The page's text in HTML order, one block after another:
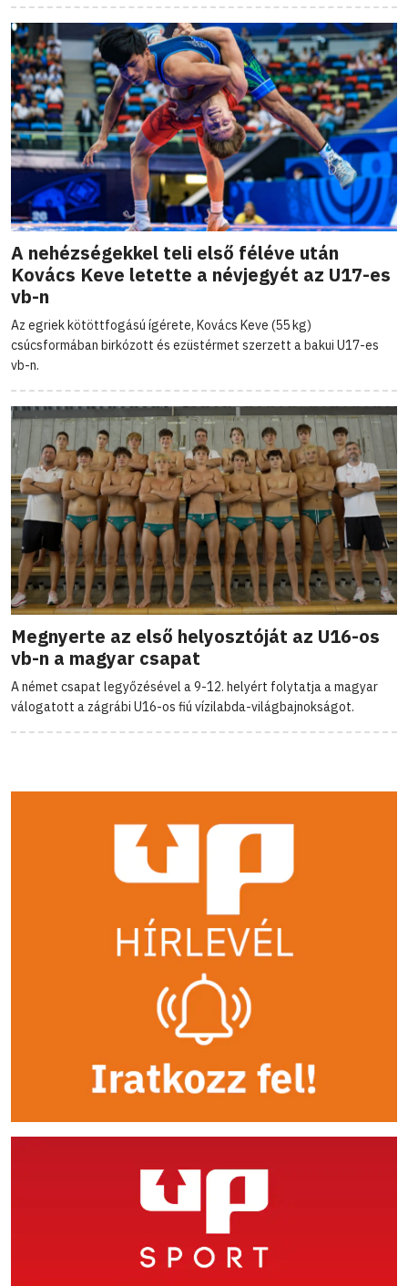
A nehézségekkel teli első féléve után
Kovács Keve letette a névjegyét az U17-es
vb-n
Az egriek kötöttfogású ígérete, Kovács Keve (55 kg)
csúcsformában birkózott és ezüstérmet szerzett a bakui U17-es
vb-n.
Megnyerte az első helyosztóját az U16-os
vb-n a magyar csapat
A német csapat legyőzésével a 9-12. helyért folytatja a magyar
válogatott a zágrábi U16-os fiú vízilabda-világbajnokságot.